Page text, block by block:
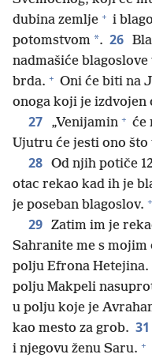
dubina zemlje + i
potomstvom *. 26
nadmašiće
brda. + Oni će biti na
onoga koji je izdvojen
27 „Venijamin + će
Ujutru će jesti ono što
28 Od njih potiče
otac rekao kad ih je
je poseban blagoslov. +
29 Zatim im je
Sahranite me s
polju Efrona Hetejina.
polju Makpeli
u polju koje je
kao mesto za grob. 31
i njegovu ženu Saru. +